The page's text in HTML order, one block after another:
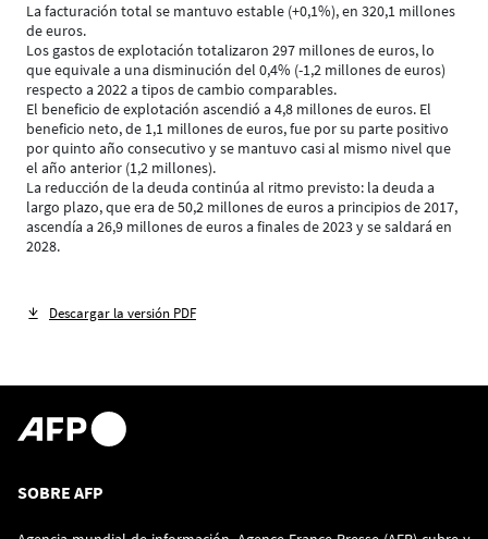
La facturación total se mantuvo estable (+0,1%), en 320,1 millones
de euros.
Los gastos de explotación totalizaron 297 millones de euros, lo
que equivale a una disminución del 0,4% (-1,2 millones de euros)
respecto a 2022 a tipos de cambio comparables.
El beneficio de explotación ascendió a 4,8 millones de euros. El
beneficio neto, de 1,1 millones de euros, fue por su parte positivo
por quinto año consecutivo y se mantuvo casi al mismo nivel que
el año anterior (1,2 millones).
La reducción de la deuda continúa al ritmo previsto: la deuda a
largo plazo, que era de 50,2 millones de euros a principios de 2017,
ascendía a 26,9 millones de euros a finales de 2023 y se saldará en
2028.
Descargar la versión PDF
SOBRE AFP